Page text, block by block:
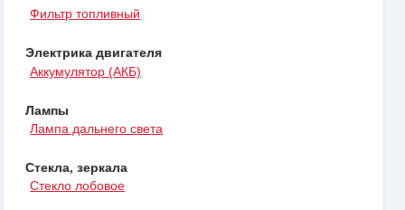
Фильтр топливный
Электрика двигателя
Аккумулятор (АКБ)
Лампы
Лампа дальнего света
Стекла, зеркала
Стекло лобовое